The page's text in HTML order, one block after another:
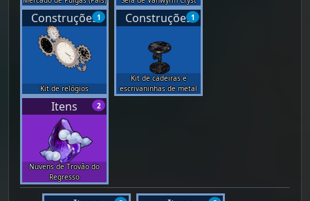
1
Construções
Kit de relógios
1
Construções
Kit de cadeiras e
escrivaninhas de metal
2
Itens
Nuvens de Trovão do
Regresso